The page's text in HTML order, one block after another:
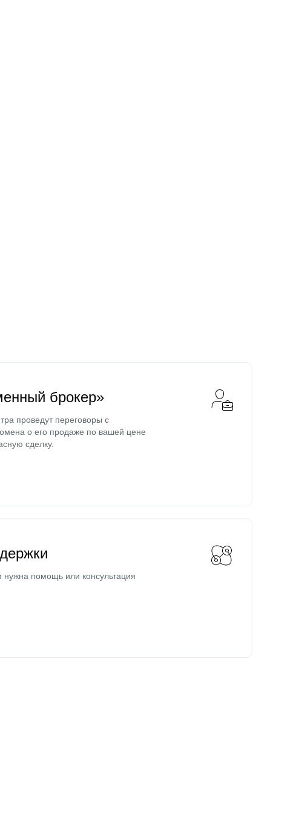
брокер»
проведут переговоры с
о его продаже по вашей цене
сделку.
помощь или консультация